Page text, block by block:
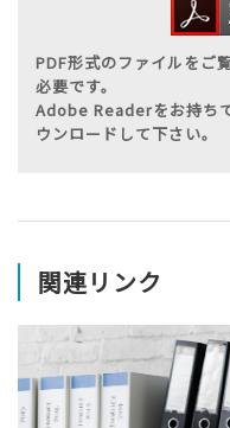
PDF形式のファイルをご
必要です。
Adobe Readerをお持ち
ウンロードして下さい。
関連リンク